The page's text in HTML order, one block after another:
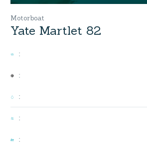
Motorboat
Yate Martlet 82
:
:
:
:
: